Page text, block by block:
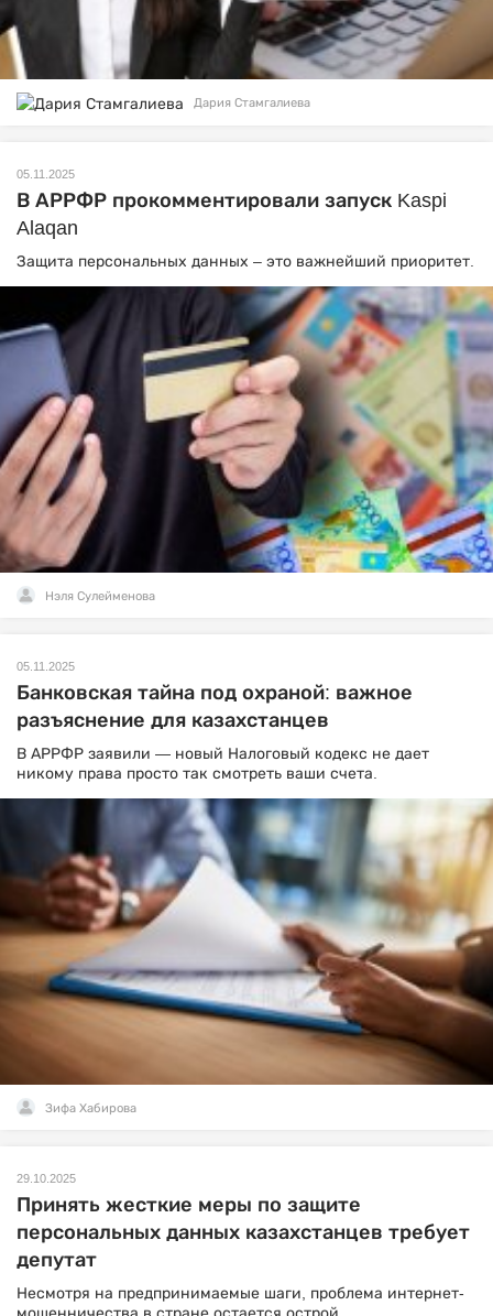
Дария Стамгалиева
05.11.2025
В АРРФР прокомментировали запуск Kaspi
Alaqan
Защита персональных данных – это важнейший приоритет.
Нэля Сулейменова
05.11.2025
Банковская тайна под охраной: важное
разъяснение для казахстанцев
В АРРФР заявили — новый Налоговый кодекс не дает
никому права просто так смотреть ваши счета.
Зифа Хабирова
29.10.2025
Принять жесткие меры по защите
персональных данных казахстанцев требует
депутат
Несмотря на предпринимаемые шаги, проблема интернет-
мошенничества в стране остается острой.